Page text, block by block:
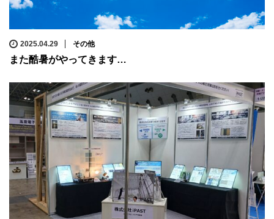
2025.04.29 その他
また酷暑がやってきます…